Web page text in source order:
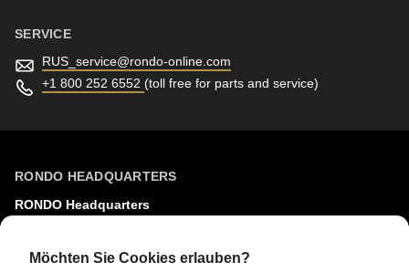
string
is
deprecated
()
597
SERVICE
RUS_service@rondo-online.com
+1 800 252 6552 (toll free for parts and service)
RONDO HEADQUARTERS
RONDO Headquarters
Heimiswilstrasse 42
Möchten Sie Cookies erlauben?